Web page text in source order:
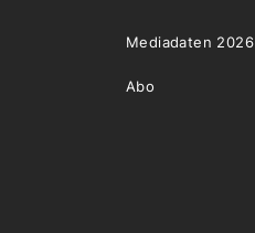
Mediadaten 2026
Abo